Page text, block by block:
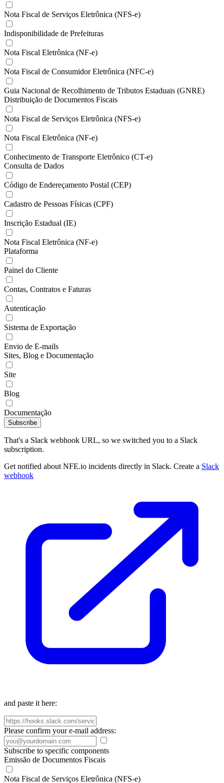
Nota Fiscal de Serviços Eletrônica (NFS-e)
Indisponibilidade de Prefeituras
Nota Fiscal Eletrônica (NF-e)
Nota Fiscal de Consumidor Eletrônica (NFC-e)
Guia Nacional de Recolhimento de Tributos Estaduais (GNRE)
Distribuição de Documentos Fiscais
Nota Fiscal de Serviços Eletrônica (NFS-e)
Nota Fiscal Eletrônica (NF-e)
Conhecimento de Transporte Eletrônico (CT-e)
Consulta de Dados
Código de Endereçamento Postal (CEP)
Cadastro de Pessoas Físicas (CPF)
Inscrição Estadual (IE)
Nota Fiscal Eletrônica (NF-e)
Plataforma
Painel do Cliente
Contas, Contratos e Faturas
Autenticação
Sistema de Exportação
Envio de E-mails
Sites, Blog e Documentação
Site
Blog
Documentação
Subscribe
That's a Slack webhook URL, so we switched you to a Slack
subscription.
Get notified about NFE.io incidents directly in Slack. Create a Slack
webhook
and paste it here:
Please confirm your e-mail address:
Subscribe to specific components
Emissão de Documentos Fiscais
Nota Fiscal de Serviços Eletrônica (NFS-e)